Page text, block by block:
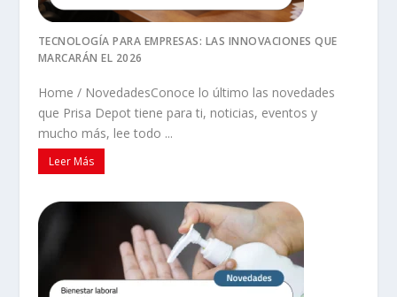
TECNOLOGÍA PARA EMPRESAS: LAS INNOVACIONES QUE
MARCARÁN EL 2026
Home / NovedadesConoce lo último las novedades
que Prisa Depot tiene para ti, noticias, eventos y
mucho más, lee todo ...
Leer Más